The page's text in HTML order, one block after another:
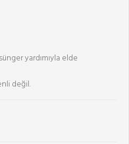
yardımıyla elde
değil.